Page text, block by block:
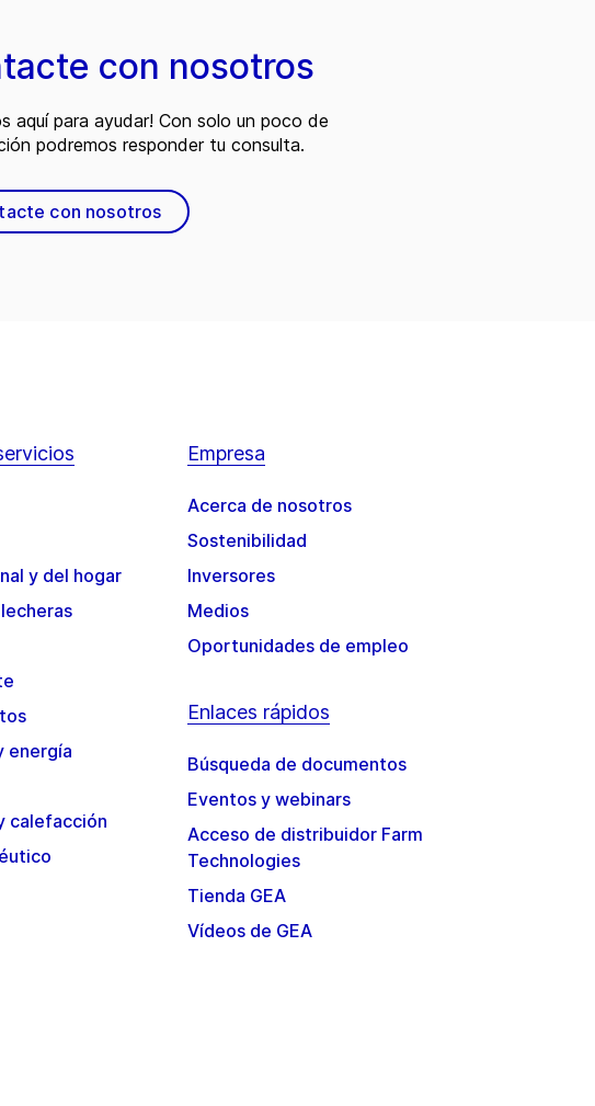
con nosotros
aquí para ayudar! Con solo un poco de
podremos responder tu consulta.
con nosotros
y del hogar
energía
calefacción
Empresa
Acerca de nosotros
Sostenibilidad
Inversores
Medios
Oportunidades de empleo
Enlaces rápidos
Búsqueda de documentos
Eventos y webinars
Acceso de distribuidor Farm
Technologies
Tienda GEA
Vídeos de GEA